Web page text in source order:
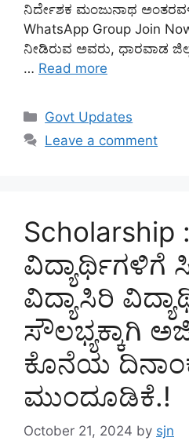
ನಿರ್ದೇಶಕ ಮಂಜುನಾಥ
WhatsApp Group Join
ನೀಡಿರುವ ಅವರು, ಧಾರವಾಡ
… Read more
Categories
Govt Updates
Leave a comment
Scholarship :
ವಿದ್ಯಾರ್ಥಿಗಳಿಗೆ
ವಿದ್ಯಾಸಿರಿ
ಸೌಲಭ್ಯಕ್ಕಾಗಿ
ಕೊನೆಯ
ಮುಂದೂಡಿಕೆ.!
October 21, 2024 by sjn